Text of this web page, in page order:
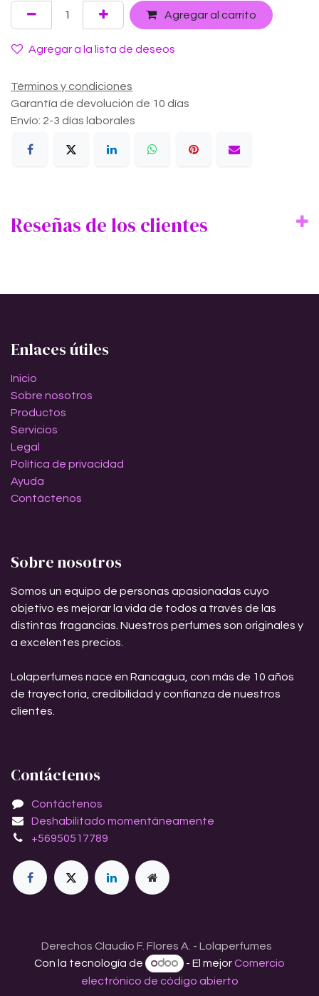
Agregar al carrito
Agregar a la lista de deseos
Términos y condiciones
Garantía de devolución de 10 días
Envío: 2-3 días laborales
Reseñas de los clientes
Enlaces útiles
Inicio
Sobre nosotros
Productos
Servicios
Legal
Política de privacidad
Ayuda
Contáctenos
Sobre nosotros
Somos un equipo de personas apasionadas cuyo
objetivo es mejorar la vida de todos a través de las
distintas fragancias. Nuestros perfumes son originales y
a excelentes precios.
Lolaperfumes nace en Rancagua, con más de 10 años
de trayectoria, credibilidad y confianza de nuestros
clientes.
Contáctenos
Contáctenos
Deshabilitado momentáneamente
+56950517789
Derechos Claudio F. Flores A. - Lolaperfumes
Con la tecnología de
- El mejorComercio
electrónico de código abierto